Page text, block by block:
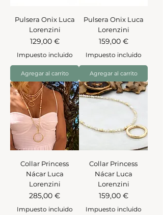
Pulsera Onix Luca
Lorenzini
Precio
129,00 €
Impuesto incluido
Agregar al carrito
Pulsera Onix Luca
Lorenzini
Precio
159,00 €
Impuesto incluido
Agregar al carrito
Collar Princess
Nácar Luca
Lorenzini
Precio
285,00 €
Impuesto incluido
Collar Princess
Nácar Luca
Lorenzini
Precio
159,00 €
Impuesto incluido